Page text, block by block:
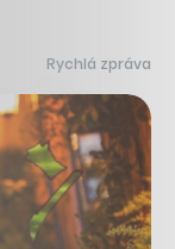
Rychlá zpráva